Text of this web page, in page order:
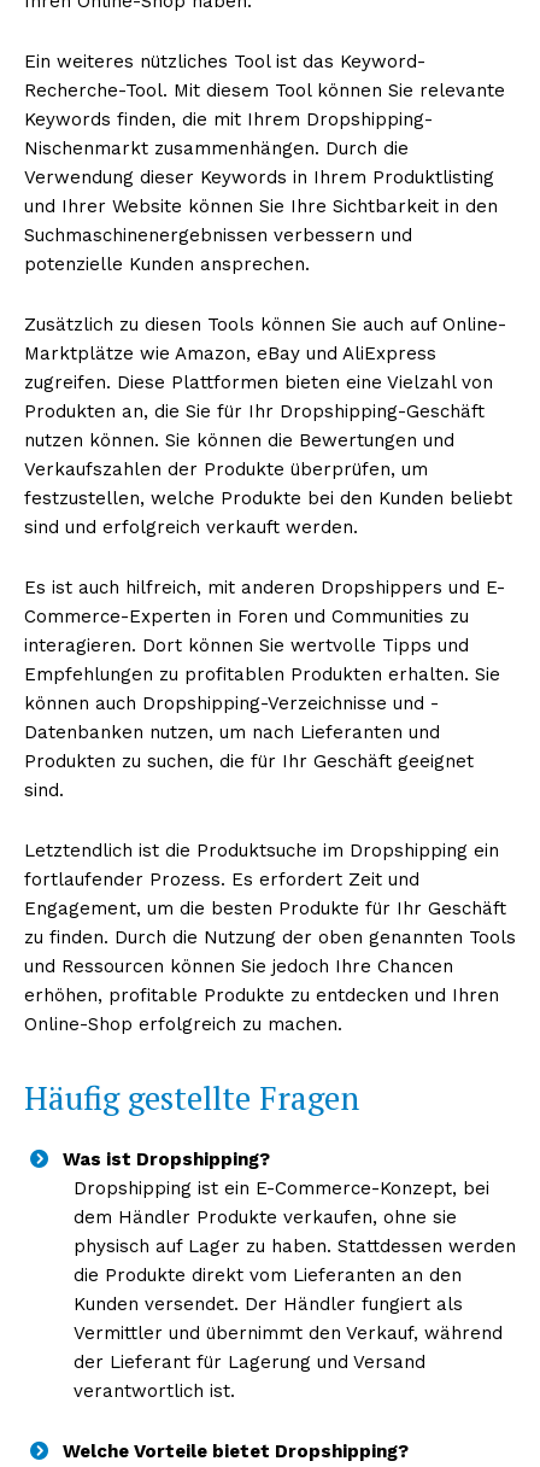
Ein weiteres nützliches Tool ist das Keyword-
Recherche-Tool. Mit diesem Tool können Sie relevante
Keywords finden, die mit Ihrem Dropshipping-
Nischenmarkt zusammenhängen. Durch die
Verwendung dieser Keywords in Ihrem Produktlisting
und Ihrer Website können Sie Ihre Sichtbarkeit in den
Suchmaschinenergebnissen verbessern und
potenzielle Kunden ansprechen.
Zusätzlich zu diesen Tools können Sie auch auf Online-
Marktplätze wie Amazon, eBay und AliExpress
zugreifen. Diese Plattformen bieten eine Vielzahl von
Produkten an, die Sie für Ihr Dropshipping-Geschäft
nutzen können. Sie können die Bewertungen und
Verkaufszahlen der Produkte überprüfen, um
festzustellen, welche Produkte bei den Kunden beliebt
sind und erfolgreich verkauft werden.
Es ist auch hilfreich, mit anderen Dropshippers und E-
Commerce-Experten in Foren und Communities zu
interagieren. Dort können Sie wertvolle Tipps und
Empfehlungen zu profitablen Produkten erhalten. Sie
können auch Dropshipping-Verzeichnisse und -
Datenbanken nutzen, um nach Lieferanten und
Produkten zu suchen, die für Ihr Geschäft geeignet
sind.
Letztendlich ist die Produktsuche im Dropshipping ein
fortlaufender Prozess. Es erfordert Zeit und
Engagement, um die besten Produkte für Ihr Geschäft
zu finden. Durch die Nutzung der oben genannten Tools
und Ressourcen können Sie jedoch Ihre Chancen
erhöhen, profitable Produkte zu entdecken und Ihren
Online-Shop erfolgreich zu machen.
Häufig gestellte Fragen
Was ist Dropshipping?
Dropshipping ist ein E-Commerce-Konzept, bei
dem Händler Produkte verkaufen, ohne sie
physisch auf Lager zu haben. Stattdessen werden
die Produkte direkt vom Lieferanten an den
Kunden versendet. Der Händler fungiert als
Vermittler und übernimmt den Verkauf, während
der Lieferant für Lagerung und Versand
verantwortlich ist.
Welche Vorteile bietet Dropshipping?